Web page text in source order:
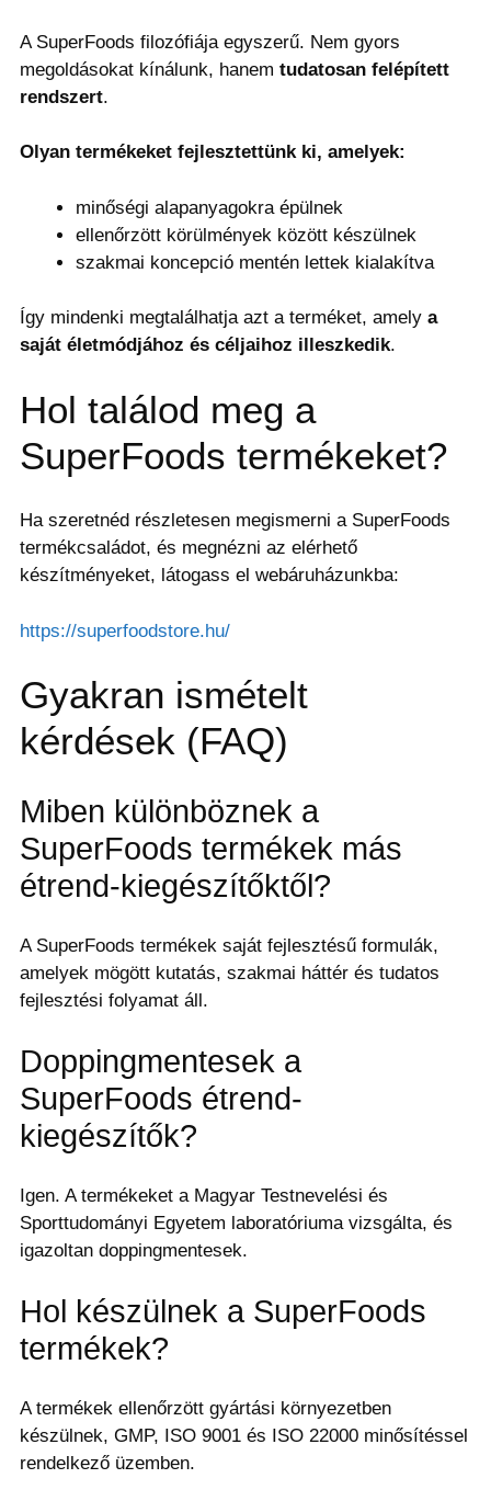
A SuperFoods filozófiája egyszerű. Nem gyors
megoldásokat kínálunk, hanem tudatosan felépített
rendszert.
Olyan termékeket fejlesztettünk ki, amelyek:
minőségi alapanyagokra épülnek
ellenőrzött körülmények között készülnek
szakmai koncepció mentén lettek kialakítva
Így mindenki megtalálhatja azt a terméket, amely a
saját életmódjához és céljaihoz illeszkedik.
Hol találod meg a
SuperFoods termékeket?
Ha szeretnéd részletesen megismerni a SuperFoods
termékcsaládot, és megnézni az elérhető
készítményeket, látogass el webáruházunkba:
https://superfoodstore.hu/
Gyakran ismételt
kérdések (FAQ)
Miben különböznek a
SuperFoods termékek más
étrend-kiegészítőktől?
A SuperFoods termékek saját fejlesztésű formulák,
amelyek mögött kutatás, szakmai háttér és tudatos
fejlesztési folyamat áll.
Doppingmentesek a
SuperFoods étrend-
kiegészítők?
Igen. A termékeket a Magyar Testnevelési és
Sporttudományi Egyetem laboratóriuma vizsgálta, és
igazoltan doppingmentesek.
Hol készülnek a SuperFoods
termékek?
A termékek ellenőrzött gyártási környezetben
készülnek, GMP, ISO 9001 és ISO 22000 minősítéssel
rendelkező üzemben.